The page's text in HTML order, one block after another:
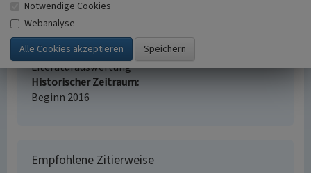
Landeskunde, Raumplanung, Archäologie
Erfassungsmaßstab
i.d.R. 1:25.000 (kleiner als 1:20.000)
Erfassungsmethode
Literaturauswertung
Historischer Zeitraum
Beginn 2016
Empfohlene Zitierweise
Notwendige Cookies
Webanalyse